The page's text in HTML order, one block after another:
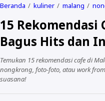
Beranda kuliner malang
15 Rekomendasi
Bagus Hits dan
Temukan 15 rekomendasi cafe di
nongkrong, foto-foto, atau work
suasana!